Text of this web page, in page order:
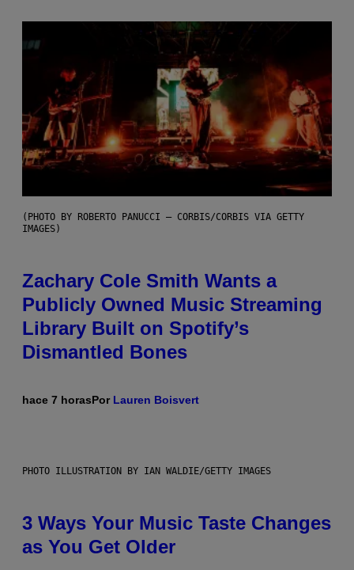
(PHOTO BY ROBERTO PANUCCI – CORBIS/CORBIS VIA GETTY
IMAGES)
Zachary Cole Smith Wants a
Publicly Owned Music Streaming
Library Built on Spotify’s
Dismantled Bones
hace 7 horasPor Lauren Boisvert
PHOTO ILLUSTRATION BY IAN WALDIE/GETTY IMAGES
3 Ways Your Music Taste Changes
as You Get Older